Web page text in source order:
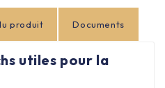
produit Documents
utiles pour la